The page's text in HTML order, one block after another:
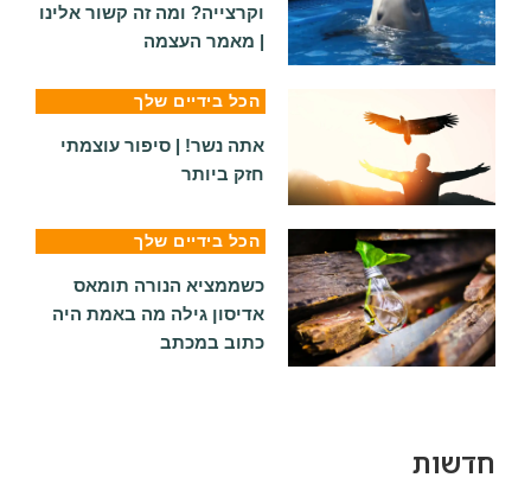
וקרצייה? ומה זה קשור אלינו
| מאמר העצמה
הכל בידיים שלך
אתה נשר! | סיפור עוצמתי
חזק ביותר
הכל בידיים שלך
כשממציא הנורה תומאס
אדיסון גילה מה באמת היה
כתוב במכתב
חדשות